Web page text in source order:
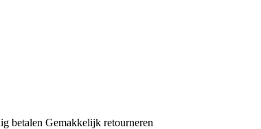
betalen Gemakkelijk retourneren